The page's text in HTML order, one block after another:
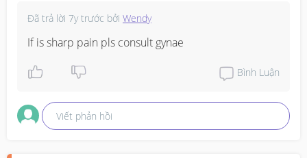
Đã trả lời 7y trước bởi Wendy
If is sharp pain pls consult gynae
Bình Luận
Viết phản hồi